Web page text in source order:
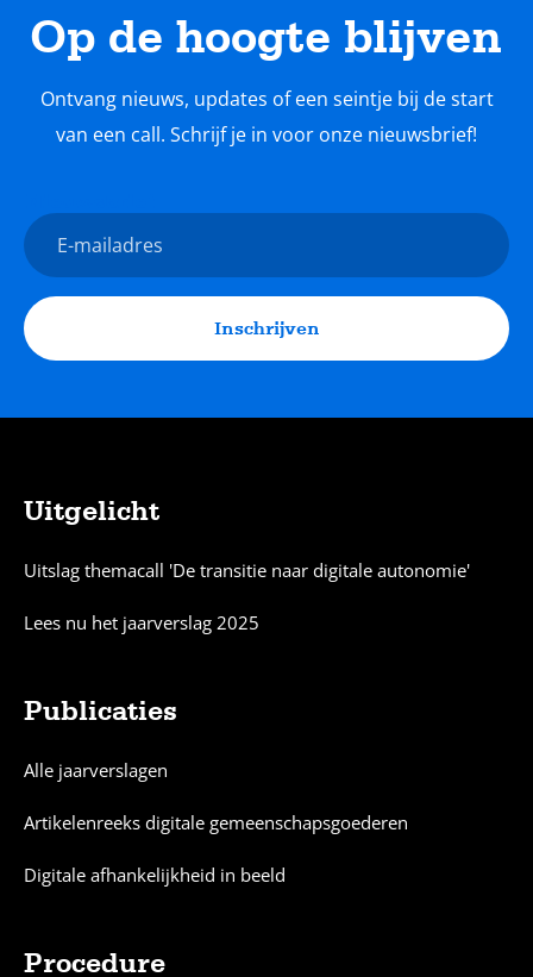
Op de hoogte blijven
Ontvang nieuws, updates of een seintje bij de start
van een call. Schrijf je in voor onze nieuwsbrief!
E-
mailadres
Inschrijven
Uitgelicht
Uitslag themacall 'De transitie naar digitale autonomie'
Lees nu het jaarverslag 2025
Publicaties
Alle jaarverslagen
Artikelenreeks digitale gemeenschapsgoederen
Digitale afhankelijkheid in beeld
Procedure